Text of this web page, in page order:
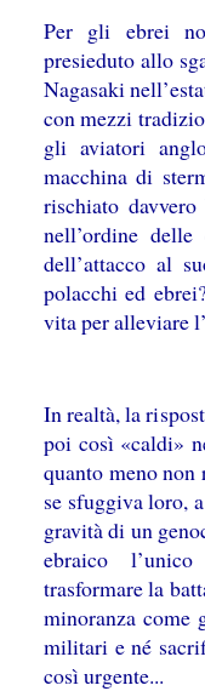
Per gli ebrei
presieduto allo
Nagasaki
con mezzi
gli aviatori
macchina di
rischiato
nell’ordine
dell’attacco al
polacchi ed
vita per alleviare
In realtà, la
poi così «caldi»
quanto meno
se sfuggiva loro,
gravità di un
ebraico
trasformare la
minoranza come
militari e né
così urgente...